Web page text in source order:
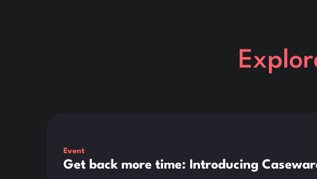
Event
Get back more time: Introducing